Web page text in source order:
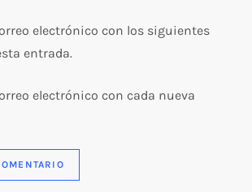
electrónico con los siguientes
entrada.
electrónico con cada nueva